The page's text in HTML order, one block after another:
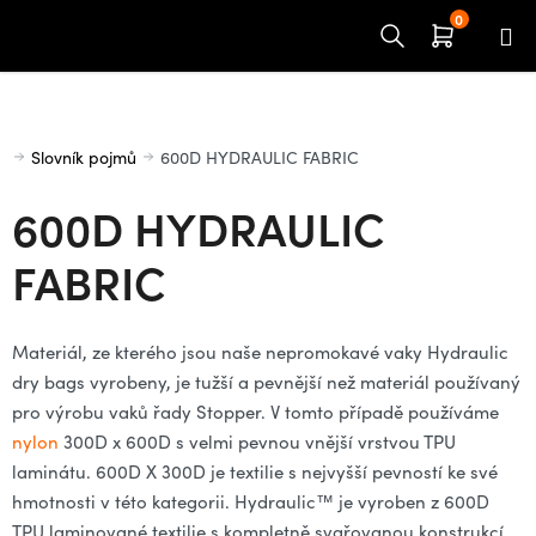
Domů
Slovník pojmů 600D HYDRAULIC FABRIC
600D HYDRAULIC
FABRIC
Materiál, ze kterého jsou naše nepromokavé vaky Hydraulic
dry bags vyrobeny, je tužší a pevnější než materiál používaný
pro výrobu vaků řady Stopper. V tomto případě používáme
nylon 300D x 600D s velmi pevnou vnější vrstvou TPU
laminátu. 600D X 300D je textilie s nejvyšší pevností ke své
hmotnosti v této kategorii. Hydraulic™ je vyroben z 600D